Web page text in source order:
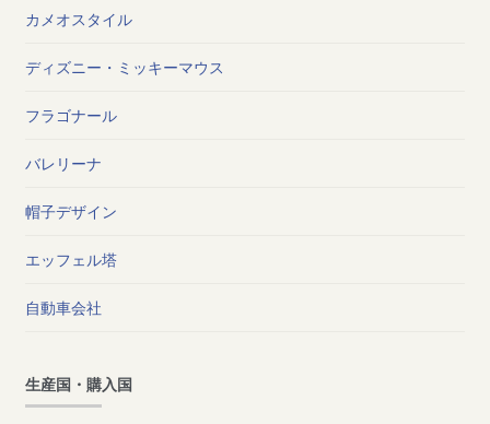
カメオスタイル
ディズニー・ミッキーマウス
フラゴナール
バレリーナ
帽子デザイン
エッフェル塔
自動車会社
生産国・購入国